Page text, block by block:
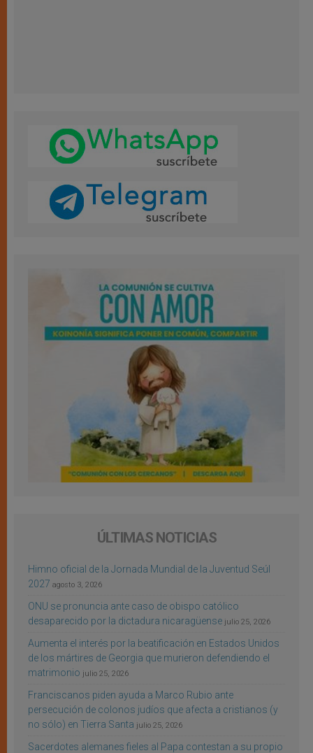
ÚLTIMAS NOTICIAS
Himno oficial de la Jornada Mundial de la Juventud Seúl
2027 agosto 3, 2026
ONU se pronuncia ante caso de obispo católico
desaparecido por la dictadura nicaragüense julio 25, 2026
Aumenta el interés por la beatificación en Estados Unidos
de los mártires de Georgia que murieron defendiendo el
matrimonio julio 25, 2026
Franciscanos piden ayuda a Marco Rubio ante
persecución de colonos judíos que afecta a cristianos (y
no sólo) en Tierra Santa julio 25, 2026
Sacerdotes alemanes fieles al Papa contestan a su propio